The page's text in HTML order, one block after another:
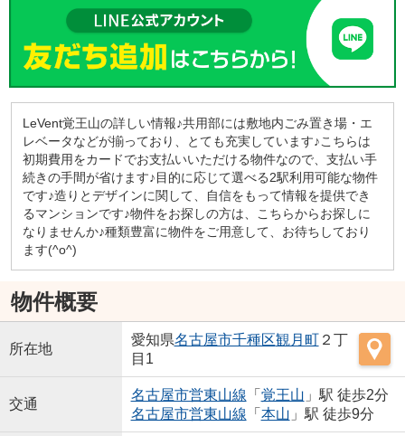
LeVent覚王山の詳しい情報♪共用部には敷地内ごみ置き場・エ
レベータなどが揃っており、とても充実しています♪こちらは
初期費用をカードでお支払いいただける物件なので、支払い手
続きの手間が省けます♪目的に応じて選べる2駅利用可能な物件
です♪造りとデザインに関して、自信をもって情報を提供でき
るマンションです♪物件をお探しの方は、こちらからお探しに
なりませんか♪種類豊富に物件をご用意して、お待ちしており
ます(^o^)
物件概要
所在地
愛知県名古屋市千種区観月町２丁
目1
交通
名古屋市営東山線 「 覚王山 」駅 徒歩2分
名古屋市営東山線 「 本山 」駅 徒歩9分